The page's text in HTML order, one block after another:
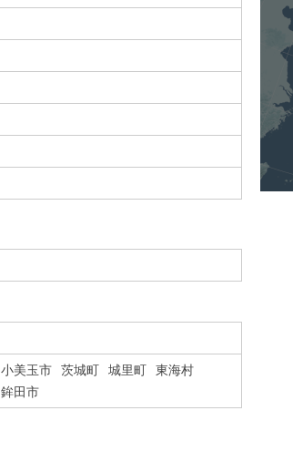
小美玉市 茨城町 城里町
東海村
鉾田市